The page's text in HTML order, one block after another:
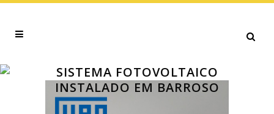
SISTEMA FOTOVOLTAICO
INSTALADO EM BARROSO